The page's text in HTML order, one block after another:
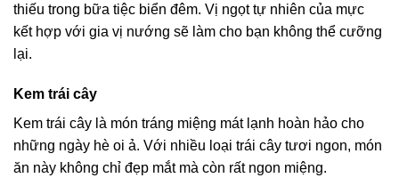
thiếu trong bữa tiệc biển đêm. Vị ngọt tự nhiên của mực
kết hợp với gia vị nướng sẽ làm cho bạn không thể cưỡng
lại.
Kem trái cây
Kem trái cây là món tráng miệng mát lạnh hoàn hảo cho
những ngày hè oi ả. Với nhiều loại trái cây tươi ngon, món
ăn này không chỉ đẹp mắt mà còn rất ngon miệng.